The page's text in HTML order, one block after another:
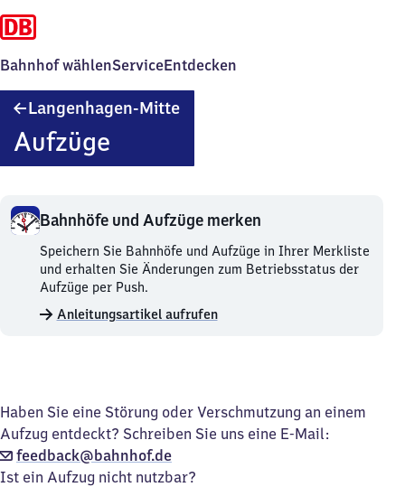
Bahnhof wählenServiceEntdecken
Langenhagen-Mitte
Aufzüge
Bahnhöfe und Aufzüge merken
Bahnhöfe
und
Aufzüge
merken.
Speichern Sie Bahnhöfe und Aufzüge in Ihrer Merkliste
und erhalten Sie Änderungen zum Betriebsstatus der
Aufzüge per Push.
Anleitungsartikel aufrufen
Haben Sie eine Störung oder Verschmutzung an einem
Aufzug entdeckt? Schreiben Sie uns eine E-Mail:
feedback@bahnhof.de
Ist ein Aufzug nicht nutzbar?